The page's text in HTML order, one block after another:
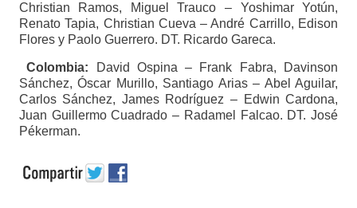
Christian Ramos, Miguel Trauco – Yoshimar Yotún,
Renato Tapia, Christian Cueva – André Carrillo, Edison
Flores y Paolo Guerrero. DT. Ricardo Gareca.
Colombia: David Ospina – Frank Fabra, Davinson
Sánchez, Óscar Murillo, Santiago Arias – Abel Aguilar,
Carlos Sánchez, James Rodríguez – Edwin Cardona,
Juan Guillermo Cuadrado – Radamel Falcao. DT. José
Pékerman.